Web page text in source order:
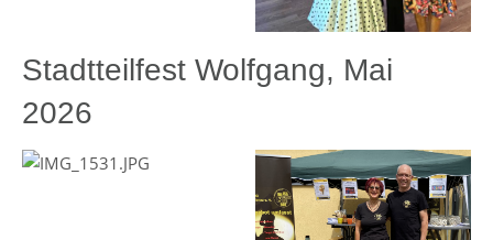
Stadtteilfest Wolfgang, Mai
2026